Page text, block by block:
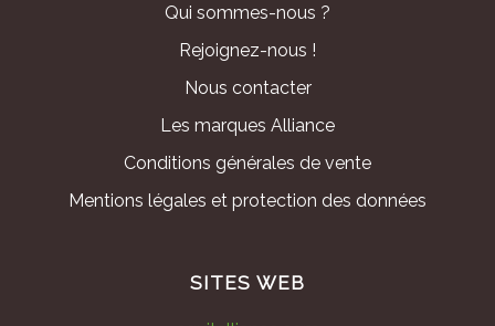
Qui sommes-nous ?
Rejoignez-nous !
Nous contacter
Les marques Alliance
Conditions générales de vente
Mentions légales et protection des données
SITES WEB